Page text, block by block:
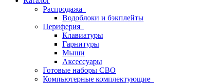
Распродажа
Водоблоки и бэкплейты
Периферия
Клавиатуры
Гарнитуры
Мыши
Аксессуары
Готовые наборы СВО
Компьютерные комплектующие